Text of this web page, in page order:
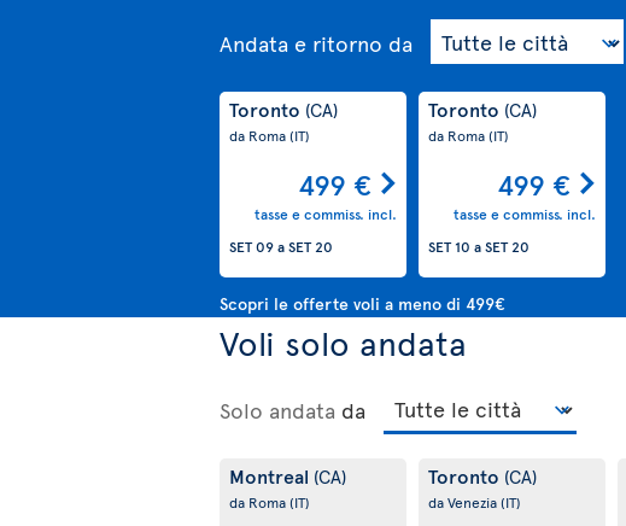
Andata e ritorno da
Toronto (CA)
da Roma(IT)
499 €
tasse e commiss. incl.
SET 09aSET 20
Toronto (CA)
da Roma(IT)
499 €
tasse e commiss. incl.
SET 10 aSET 20
Scopri le offerte voli a meno di 499€
Voli solo andata
Solo andata da
Montreal (CA)
da Roma(IT)
Toronto (CA)
da Venezia(IT)